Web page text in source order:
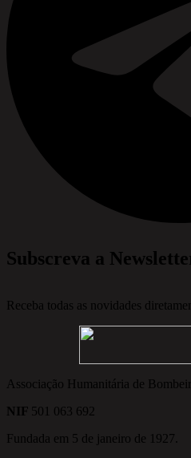
Subscreva a
Receba todas as novidades
Associação Humanitária de
NIF 501 063 692
Fundada em 5 de janeiro de 1927.